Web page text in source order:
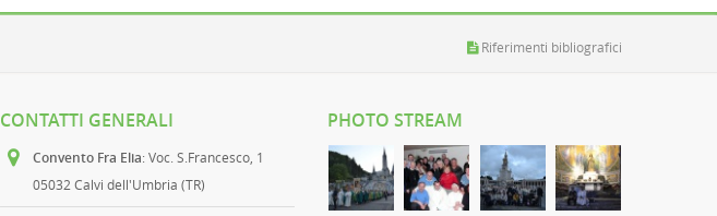
Riferimenti bibliografici
CONTATTI GENERALI
Convento Fra Elia: Voc. S.Francesco, 1
05032 Calvi dell'Umbria (TR)
PHOTO STREAM